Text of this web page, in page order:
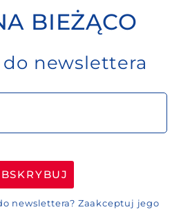
BIEŻĄCO
do newslettera
newslettera? Zaakceptuj jego